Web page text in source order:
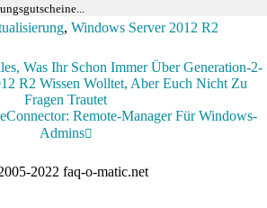
, Windows Server 2012 R2
Was Ihr Schon Immer Über Generation-2-
R2 Wissen Wolltet, Aber Euch Nicht Zu
Fragen Trautet
Remote-Manager Für Windows-
Admins
2022 faq-o-matic.net